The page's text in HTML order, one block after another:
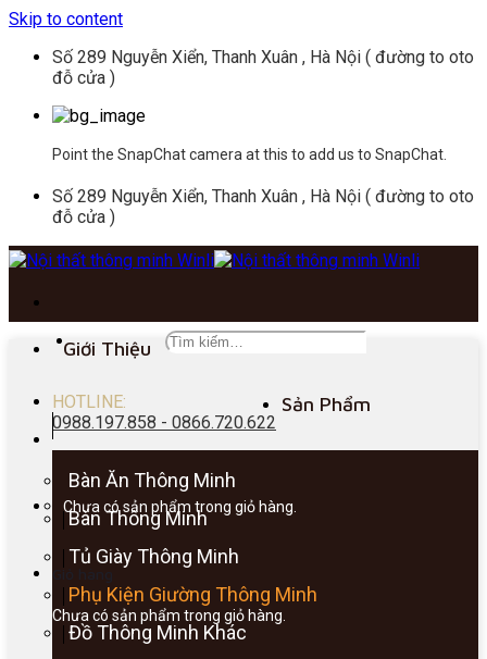
Skip to content
Số 289 Nguyễn Xiển, Thanh Xuân , Hà Nội ( đường to oto
đỗ cửa )
Point the SnapChat camera at this to add us to SnapChat.
Số 289 Nguyễn Xiển, Thanh Xuân , Hà Nội ( đường to oto
đỗ cửa )
HOTLINE:
0988.197.858 - 0866.720.622
Chưa có sản phẩm trong giỏ hàng.
Giỏ hàng
Chưa có sản phẩm trong giỏ hàng.
Giới Thiệu
Sản Phẩm
Bàn Ăn Thông Minh
Bàn Thông Minh
Tủ Giày Thông Minh
Phụ Kiện Giường Thông Minh
Đồ Thông Minh Khác